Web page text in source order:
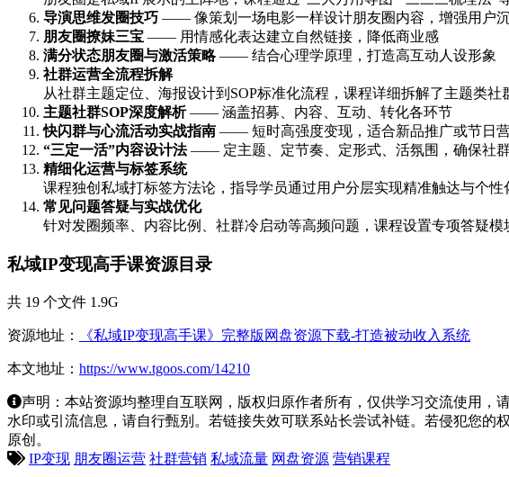
导演思维发圈技巧 —— 像策划一场电影一样设计朋友圈内容，增强用户
朋友圈撩妹三宝 —— 用情感化表达建立自然链接，降低商业感
满分状态朋友圈与激活策略—— 结合心理学原理，打造高互动人设形象
社群运营全流程拆解
从社群主题定位、海报设计到SOP标准化流程，课程详细拆解了主题类
主题社群SOP深度解析—— 涵盖招募、内容、互动、转化各环节
快闪群与心流活动实战指南 —— 短时高强度变现，适合新品推广或节日
“三定一活”内容设计法—— 定主题、定节奏、定形式、活氛围，确保社
精细化运营与标签系统
课程独创私域打标签方法论，指导学员通过用户分层实现精准触达与个
常见问题答疑与实战优化
针对发圈频率、内容比例、社群冷启动等高频问题，课程设置专项答疑模
私域IP变现高手课资源目录
共 19 个文件 1.9G
资源地址： 《私域IP变现高手课》完整版网盘资源下载-打造被动收入系统
本文地址： https://www.tgoos.com/14210
声明：本站资源均整理自互联网，版权归原作者所有，仅供学习交流使用
水印或引流信息，请自行甄别。若链接失效可联系站长尝试补链。若侵犯您的
原创。
IP变现 朋友圈运营 社群营销 私域流量 网盘资源 营销课程